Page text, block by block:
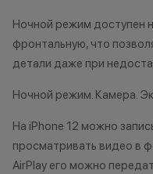
Царь техно-саванны
Кэшбэк: 4%
Кэшбэк: 5%
Важно знать
Ночной режим доступен
фронтальную, что
детали даже при
Ночной режим. Камера.
На iPhone 12 можно
просматривать видео в
AirPlay его можно